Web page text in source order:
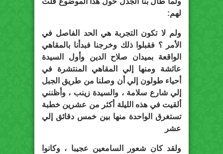
لهم:
ولم لا تكون التجربة هي الحد الفاصل في
الأمر ؟ فقبلوا ذلك وخرجنا فبدأنا بالمقاهي
الواقعة بميدان صلاح الدين وأول السيدة
عائشة ومنها إلي المقاهي المنتشرة في
أحياء طولون إلي أن وصلنا من طريق الجبل
إلي شارع سلامة ، والسيدة زينب ، وأظنني
ألقيت في هذه الليلة أكثر من عشرين خطبة
تستغرق الواحدة منها بين خمس دقائق إلي
عشر
ولقد كان شعور السامعين عجيبا ، وكانوا